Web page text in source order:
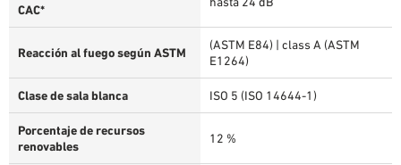
CAC*
Reacción al fuego según ASTM
(ASTM E84) | class A (ASTM
E1264)
Clase de sala blanca ISO 5 (ISO 14644-1)
Porcentaje de recursos
renovables
12 %